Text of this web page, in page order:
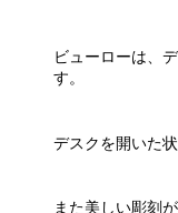
ビューローは、
す。
デスクを開いた
また美しい彫刻